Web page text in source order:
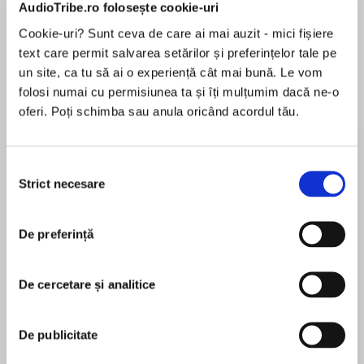
AudioTribe.ro folosește cookie-uri
Cookie-uri? Sunt ceva de care ai mai auzit - mici fișiere
text care permit salvarea setărilor și preferințelor tale pe
un site, ca tu să ai o experiență cât mai bună. Le vom
folosi numai cu permisiunea ta și îți mulțumim dacă ne-o
oferi. Poți schimba sau anula oricând acordul tău.
consimțământului
Strict necesare
De preferință
De cercetare și analitice
De publicitate
Desprecarte
Excite your little language leaner with this easy
This step-by-step Mandarin Chinese course
language coach, Paul Noble, who guides
children gently through the basics, with no
Simply listen carefully, repeat and most of all,
have fun!
În acest moment nu există recenzii
pentru această carte
Paul Noble left school unable to speak a language